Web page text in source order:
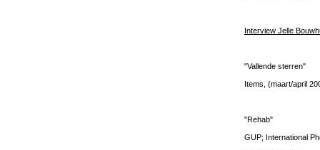
Interview Jelle
"Vallende sterren"
Items, (maart/april
"Rehab"
GUP; International